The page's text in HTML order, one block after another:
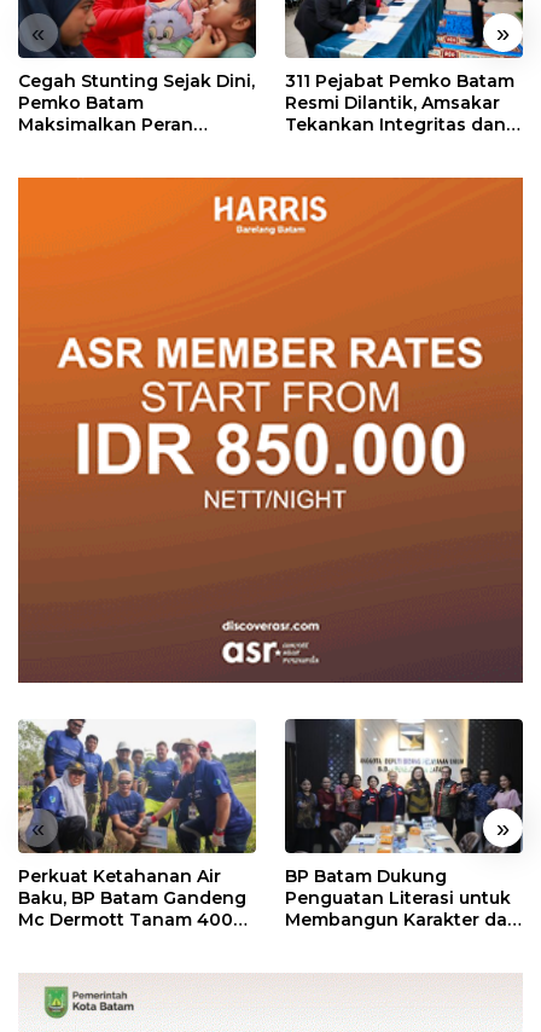
« »
Cegah Stunting Sejak Dini,
Pemko Batam
Maksimalkan Peran
311 Pejabat Pemko Batam
Resmi Dilantik, Amsakar
Tekankan Integritas dan
« »
Perkuat Ketahanan Air
Baku, BP Batam Gandeng
Mc Dermott Tanam 400
BP Batam Dukung
Penguatan Literasi untuk
Membangun Karakter dan